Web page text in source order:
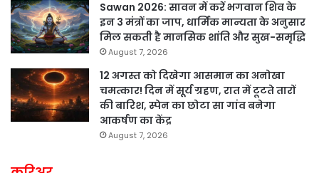
Sawan 2026: सावन में करें भगवान शिव के
इन 3 मंत्रों का जाप, धार्मिक मान्यता के अनुसार
मिल सकती है मानसिक शांति और सुख-समृद्धि
August 7, 2026
12 अगस्त को दिखेगा आसमान का अनोखा
चमत्कार! दिन में सूर्य ग्रहण, रात में टूटते तारों
की बारिश, स्पेन का छोटा सा गांव बनेगा
आकर्षण का केंद्र
August 7, 2026